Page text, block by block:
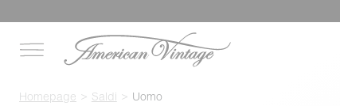
Homepage Saldi Uomo